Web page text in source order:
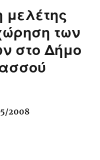
μελέτης
των
στο Δήμο
5/2008